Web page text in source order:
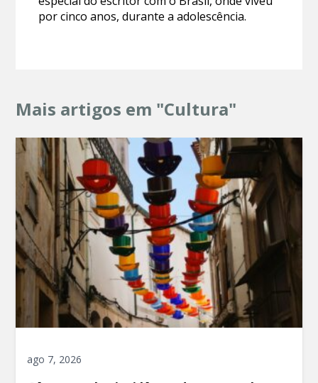
por cinco anos, durante a adolescência.
Mais artigos em "Cultura"
ago 7, 2026